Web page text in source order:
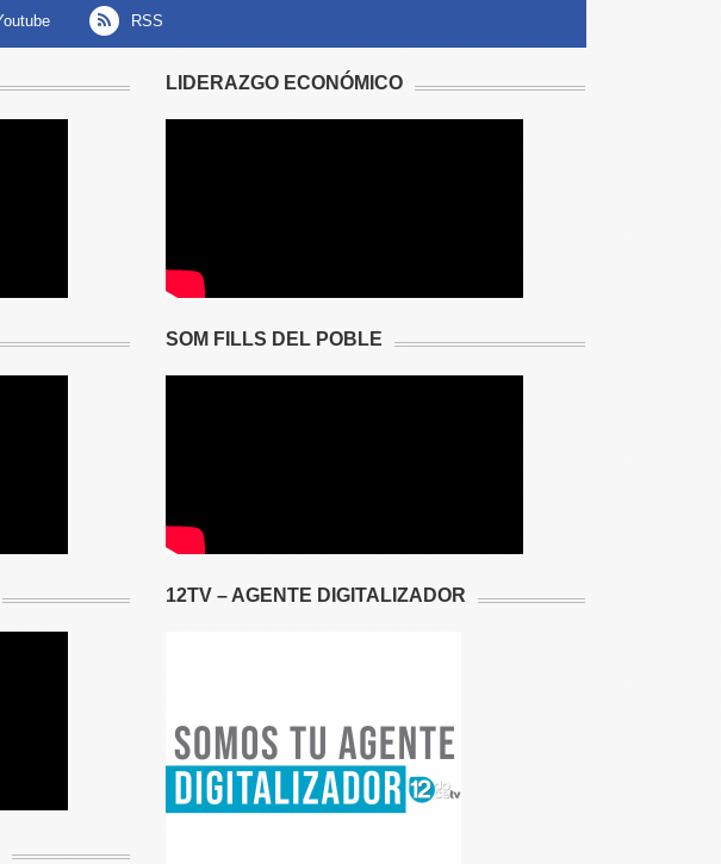
youtube RSS
LIDERAZGO ECONÓMICO
SOM FILLS DEL POBLE
12TV – AGENTE DIGITALIZADOR